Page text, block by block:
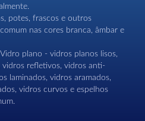
potes, frascos e outros
nas cores branca, âmbar e
plano - vidros planos lisos,
vidros refletivos, vidros anti-
laminados, vidros aramados,
vidros curvos e espelhos